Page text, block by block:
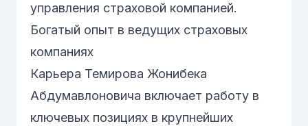
управления страховой компанией.
Богатый опыт в ведущих страховых
компаниях
Карьера Темирова Жонибека
Абдумавлоновича включает работу в
ключевых позициях в крупнейших